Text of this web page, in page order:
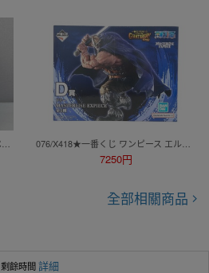
7250円
全部相關商品
剩餘時間詳細